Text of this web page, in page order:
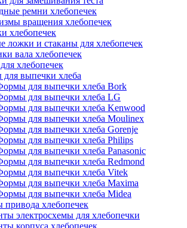
ремни хлебопечек
вращения хлебопечек
хлебопечек
ложки и стаканы для хлебопечек
вала хлебопечек
хлебопечек
выпечки хлеба
для выпечки хлеба Bork
для выпечки хлеба LG
для выпечки хлеба Kenwood
для выпечки хлеба Moulinex
для выпечки хлеба Gorenje
для выпечки хлеба Philips
для выпечки хлеба Panasonic
для выпечки хлеба Redmond
для выпечки хлеба Vitek
для выпечки хлеба Maxima
для выпечки хлеба Midea
хлебопечек
электросхемы для хлебопечки
корпуса хлебопечек